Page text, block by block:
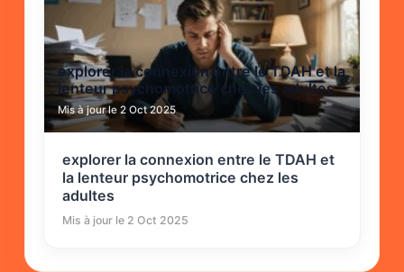
explorer la connexion entre le TDAH et la
lenteur psychomotrice chez les adultes
Mis à jour le 2 Oct 2025
explorer la connexion entre le TDAH et
la lenteur psychomotrice chez les
adultes
Mis à jour le 2 Oct 2025